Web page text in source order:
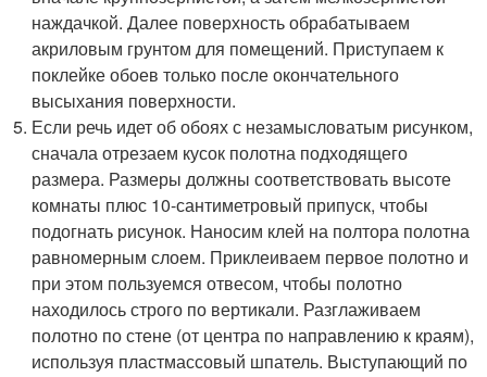
наждачкой. Далее поверхность обрабатываем
акриловым грунтом для помещений. Приступаем к
поклейке обоев только после окончательного
высыхания поверхности.
Если речь идет об обоях с незамысловатым рисунком,
сначала отрезаем кусок полотна подходящего
размера. Размеры должны соответствовать высоте
комнаты плюс 10-сантиметровый припуск, чтобы
подогнать рисунок. Наносим клей на полтора полотна
равномерным слоем. Приклеиваем первое полотно и
при этом пользуемся отвесом, чтобы полотно
находилось строго по вертикали. Разглаживаем
полотно по стене (от центра по направлению к краям),
используя пластмассовый шпатель. Выступающий по